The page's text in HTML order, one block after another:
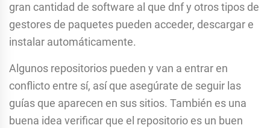
gran cantidad de software al que dnf y otros tipos de
gestores de paquetes pueden acceder, descargar e
instalar automáticamente.
Algunos repositorios pueden y van a entrar en
conflicto entre sí, así que asegúrate de seguir las
guías que aparecen en sus sitios. También es una
buena idea verificar que el repositorio es un buen